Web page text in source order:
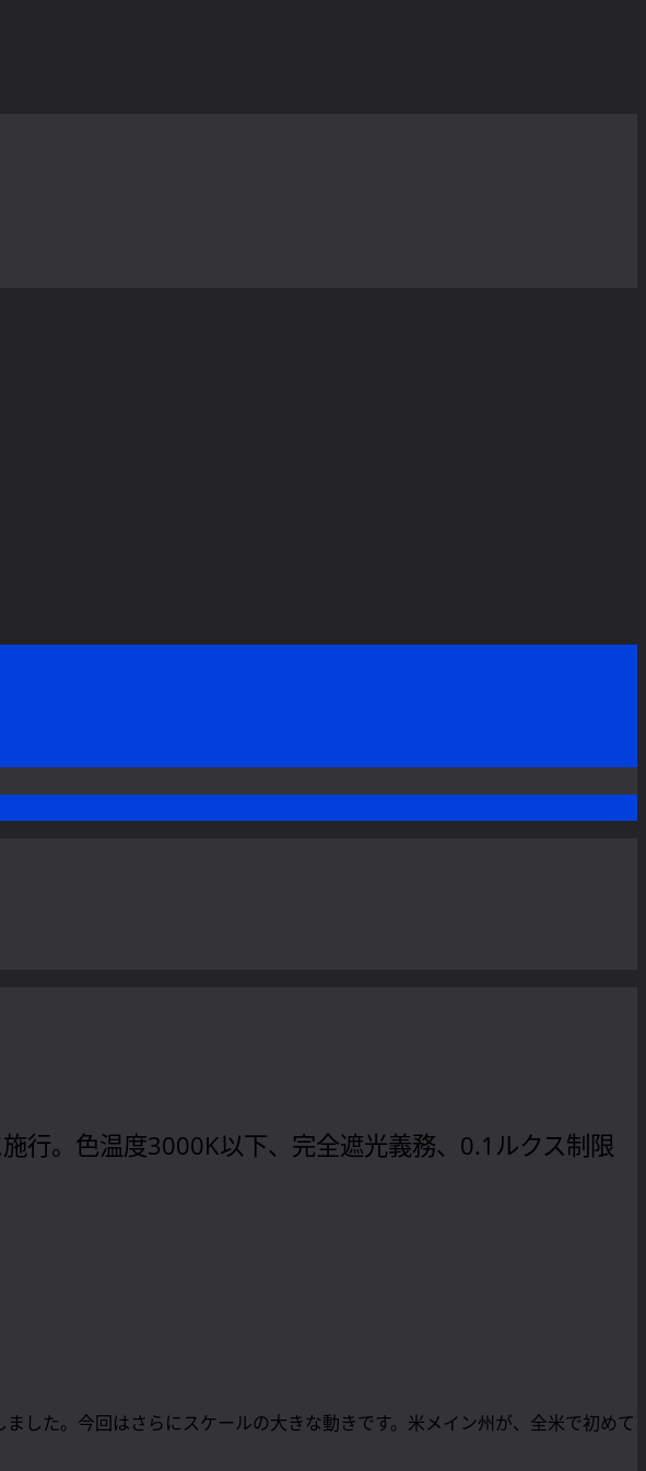
行。色温度3000K以下、完全遮光義務、0.1ルクス制限
した。今回はさらにスケールの大きな動きです。米メイン州が、全米で初めて